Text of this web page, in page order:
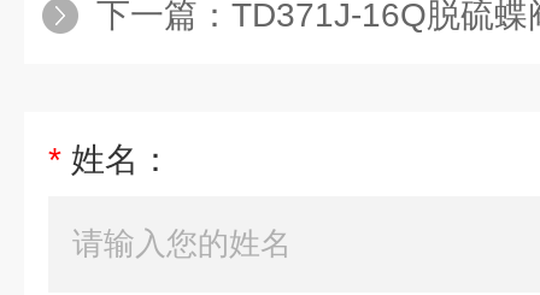
下一篇： TD371J-16Q脱硫蝶
* 姓名：